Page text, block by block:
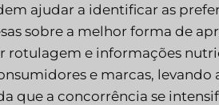
ajudar a identificar as
sobre a melhor forma de
rotulagem e informações
e marcas,
que a concorrência se